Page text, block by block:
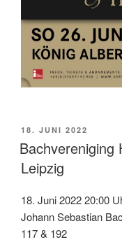
VERÖFFENTLICHT
AM
18. JUNI 2022
Bachvereniging
Leipzig
18. Juni 2022 20:00
Johann Sebastian
117 & 192